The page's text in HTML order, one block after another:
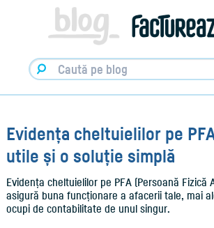
Factureaza.ro
Evidența cheltuielilor pe
utile și o soluție simplă
Evidența cheltuielilor pe PFA (Persoană Fizică
asigură buna funcționare a afacerii tale, mai
ocupi de contabilitate de unul singur.